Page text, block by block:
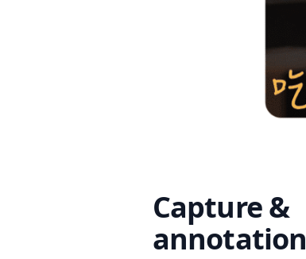
Capture &
annotation